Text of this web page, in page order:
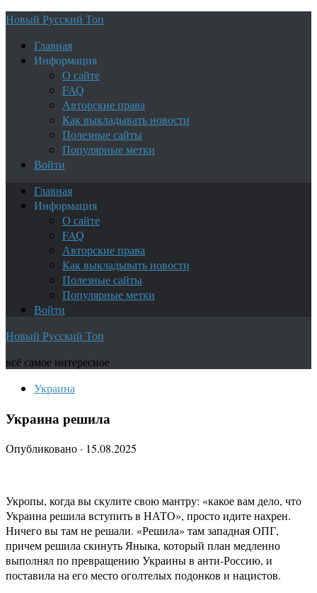
Новый Русский Топ
Главная
Информация
О сайте
FAQ
Авторские права
Как выкладывать новости
Полезные сайты
Популярные метки
Войти
Главная
Информация
О сайте
FAQ
Авторские права
Как выкладывать новости
Полезные сайты
Популярные метки
Войти
Новый Русский Топ
всё самое интересное
Украина
Украина решила
Опубликовано · 15.08.2025
Укропы, когда вы скулите свою мантру: «какое вам дело, что
Украина решила вступить в НАТО», просто идите нахрен.
Ничего вы там не решали. «Решила» там западная ОПГ,
причем решила скинуть Яныка, который план медленно
выполнял по превращению Украины в анти-Россию, и
поставила на его место оголтелых подонков и нацистов.